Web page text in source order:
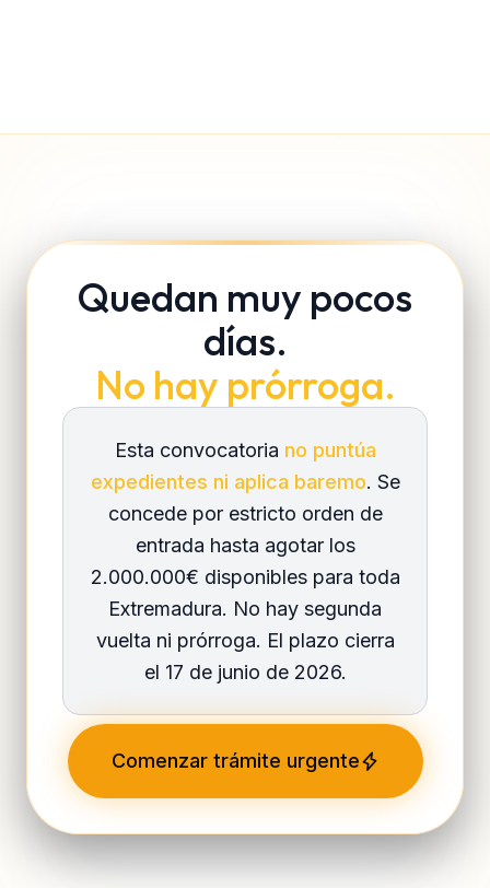
Quedan muy pocos
días.
No hay prórroga.
Esta convocatoria no puntúa
expedientes ni aplica baremo. Se
concede por estricto orden de
entrada hasta agotar los
2.000.000€ disponibles para toda
Extremadura. No hay segunda
vuelta ni prórroga. El plazo cierra
el 17 de junio de 2026.
Comenzar trámite urgente